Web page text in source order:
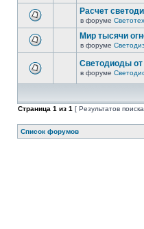
Расчет
в форуме
Мир тысячи
в форуме
Светодиоды от
в форуме
Страница 1 из 1 [ Результатов
Список форумов